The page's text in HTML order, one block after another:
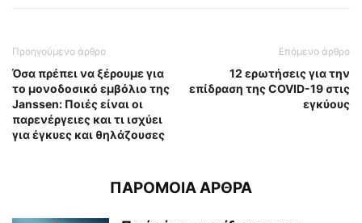
Προηγούμενο άρθρο
Όσα πρέπει να ξέρουμε για
το μονοδοσικό εμβόλιο της
Janssen: Ποιές είναι οι
παρενέργειες και τι ισχύει
για έγκυες και θηλάζουσες
Επόμενο άρθρο
12 ερωτήσεις για την
επίδραση της COVID-19 στις
εγκύους
ΠΑΡΟΜΟΙΑ ΑΡΘΡΑ